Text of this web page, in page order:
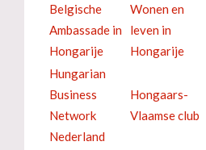
Belgische
Ambassade in
Hongarije
Wonen en
leven in
Hongarije
Hungarian
Business
Network
Nederland
Hongaars-
Vlaamse club